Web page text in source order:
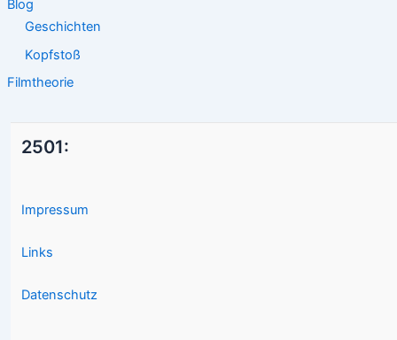
Blog
Geschichten
Kopfstoß
Filmtheorie
2501:
Impressum
Links
Datenschutz